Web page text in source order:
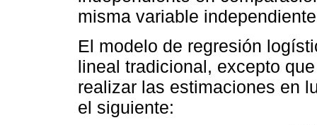
misma variable
El modelo de regresión
lineal tradicional, excepto
realizar las estimaciones en
el siguiente: